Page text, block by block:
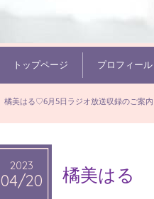
トップページ プロフィール
橘美はる♡6月5日ラジオ放送収録のご案内
2023
04/20 橘美はる